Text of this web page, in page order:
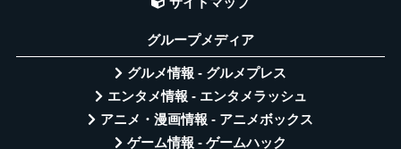
サイトマップ
グループメディア
グルメ情報 - グルメプレス
エンタメ情報 - エンタメラッシュ
アニメ・漫画情報 - アニメボックス
ゲーム情報 - ゲームハック